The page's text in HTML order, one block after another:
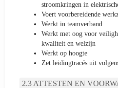
stroomkringen in
Voert voorbereidende
Werkt in teamverband
Werkt met oog voor
kwaliteit en welzijn
Werkt op hoogte
Zet leidingtracés uit
ATTESTEN EN